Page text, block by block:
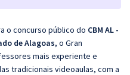
o concurso público do CBM AL -
de Alagoas, o Gran
mais experiente e
tradicionais videoaulas, com a